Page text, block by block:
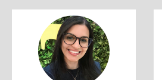
Laís Vieira
Mesa Redonda : Práticas
Contemporâneas e
Perspectivas Futuras da
Engenharia